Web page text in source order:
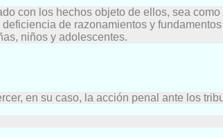
con los hechos objeto de ellos, sea
de razonamientos y
niños y adolescentes.
en su caso, la acción penal ante los